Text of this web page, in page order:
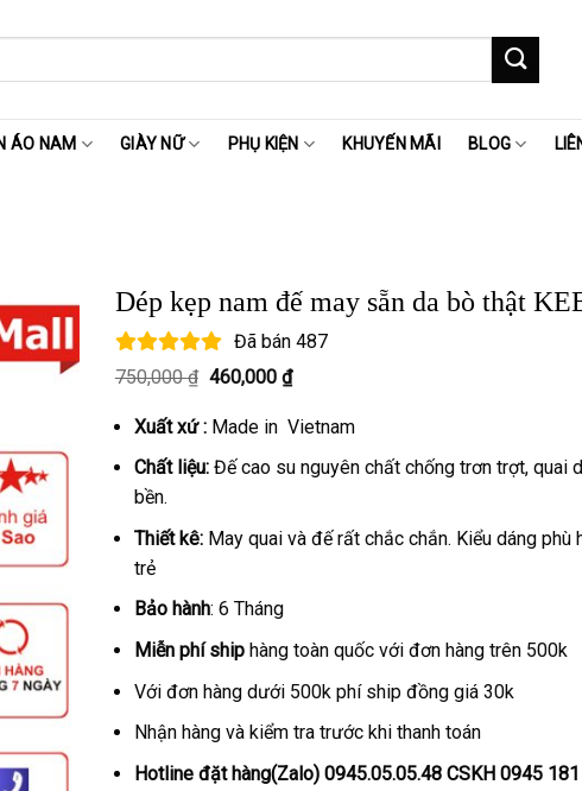
ÁO NAM GIÀY NỮ PHỤ KIỆN KHUYẾN MÃI BLOG
Dép kẹp nam đế may sẵn da bò thật
Đã bán 487
750,000₫ Giá
750,000 ₫.
460,000 ₫Giá
hiện
là:
Xuất xứ :Made in Vietnam
Chất liệu:Đế cao su nguyên chất chống trơn trợt, quai
bền.
Thiết kê:May quai và đế rất chắc chắn. Kiểu dáng phù
trẻ
Bảo hành: 6 Tháng
Miễn phí shiphàng toàn quốc với đơn hàng trên 500k
Với đơn hàng dưới 500k phí ship đồng giá 30k
Nhận hàng và kiểm tra trước khi thanh toán
Hotline đặt hàng(Zalo) 0945.05.05.48 CSKH 0945